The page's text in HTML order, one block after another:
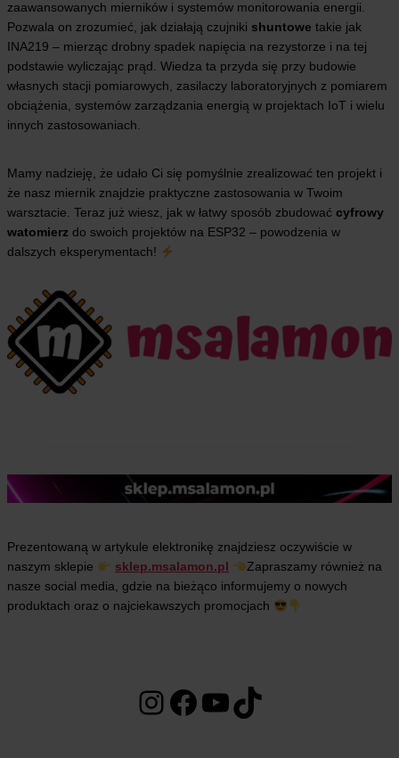
zaawansowanych mierników i systemów monitorowania energii.
Pozwala on zrozumieć, jak działają czujniki shuntowe takie jak
INA219 – mierząc drobny spadek napięcia na rezystorze i na tej
podstawie wyliczając prąd. Wiedza ta przyda się przy budowie
własnych stacji pomiarowych, zasilaczy laboratoryjnych z pomiarem
obciążenia, systemów zarządzania energią w projektach IoT i wielu
innych zastosowaniach.
Mamy nadzieję, że udało Ci się pomyślnie zrealizować ten projekt i
że nasz miernik znajdzie praktyczne zastosowania w Twoim
warsztacie. Teraz już wiesz, jak w łatwy sposób zbudować cyfrowy
watomierz do swoich projektów na ESP32 – powodzenia w
dalszych eksperymentach!
Prezentowaną w artykule elektronikę znajdziesz oczywiście w
naszym sklepie
sklep.msalamon.pl
Zapraszamy również na
nasze social media, gdzie na bieżąco informujemy o nowych
produktach oraz o najciekawszych promocjach
Instagram Facebook YouTube TikTok